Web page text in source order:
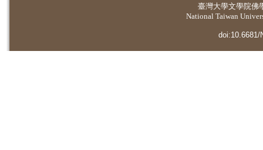
臺灣大學文學院佛
National Taiwan
doi:10.6681/